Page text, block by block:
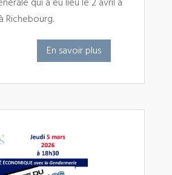
Richebourg.
En savoir plus